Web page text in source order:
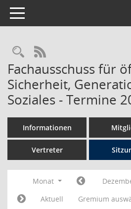
Toggle navigation
Rechercheauswahl
RSS-Feed
Fachausschuss für
Sicherheit,
Soziales - Termine
Informationen
Vertreter
Monat
Aktuell
Gremium